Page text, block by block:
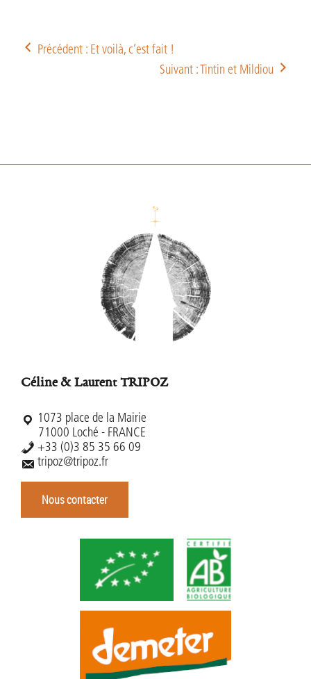
Précédent : Et voilà, c’est fait !
Suivant : Tintin et Mildiou
Céline & Laurent TRIPOZ
1073 place de la Mairie
71000 Loché - FRANCE
+33 (0)3 85 35 66 09
tripoz@tripoz.fr
Nous contacter